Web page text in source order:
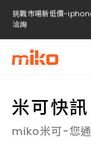
挑戰市場新低價-
洽詢
挑戰市場新低價-
洽詢
挑戰市場新低價-
挑戰市場新低價-
洽詢
米可快訊
miko米可-您